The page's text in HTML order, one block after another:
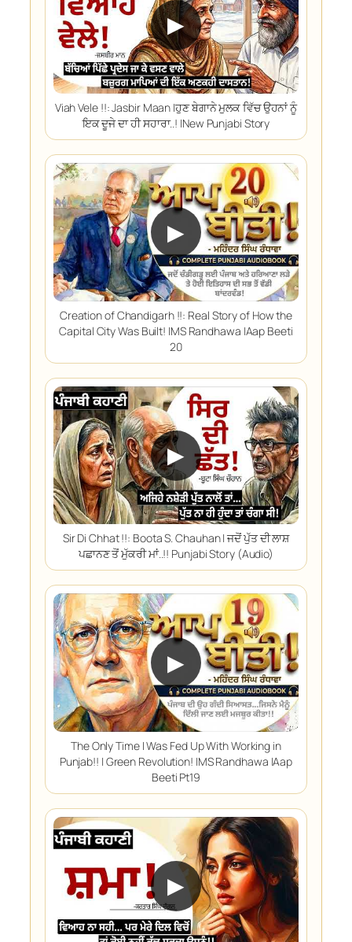
▶
Viah Vele !!: Jasbir Maan |ਹੁਣ ਬੇਗਾਨੇ ਮੁਲਕ ਵਿੱਚ ਉਹਨਾਂ ਨੂੰ
ਇਕ ਦੂਜੇ ਦਾ ਹੀ ਸਹਾਰਾ..! |New Punjabi Story
▶
Creation of Chandigarh !!: Real Story of How the
Capital City Was Built! |MS Randhawa |Aap Beeti
20
▶
Sir Di Chhat !!: Boota S. Chauhan | ਜਦੋਂ ਪੁੱਤ ਦੀ ਲਾਸ਼
ਪਛਾਨਣ ਤੋਂ ਮੁੱਕਰੀ ਮਾਂ..!! Punjabi Story (Audio)
▶
The Only Time I Was Fed Up With Working in
Punjab!! | Green Revolution! |MS Randhawa |Aap
Beeti Pt19
▶